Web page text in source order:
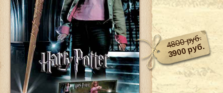
4800 руб.
3900 руб.